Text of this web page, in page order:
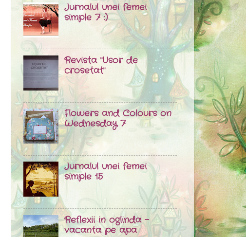
Jurnalul unei femei
simple 7 :)
Revista "Usor de
crosetat"
Flowers and Colours on
Wednesday 7
Jurnalul unei femei
simple 15
Reflexii in oglinda -
vacanta pe apa